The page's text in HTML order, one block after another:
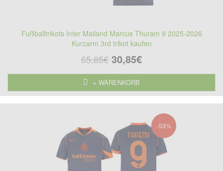
Fußballtrikots Inter Mailand Marcus Thuram 9 2025-2026
Kurzarm 3rd trikot kaufen
65,85€ 30,85€
+ WARENKORB
-53%